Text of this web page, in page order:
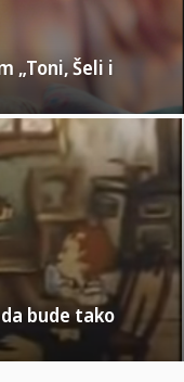
„Toni, Šeli i
bude tako